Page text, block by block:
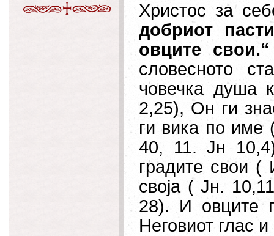
Христос за
добриот
овците
словесното
човечка душа
2,25), Он ги
ги вика по име
40, 11. Јн
градите свои (
своја ( Јн.
28). И овците
Неговиот глас